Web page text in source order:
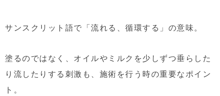
サンスクリット語で「流れる、循環する」の意味。
塗るのではなく、オイルやミルクを少しずつ垂らした
り流したりする刺激も、施術を行う時の重要なポイン
ト。